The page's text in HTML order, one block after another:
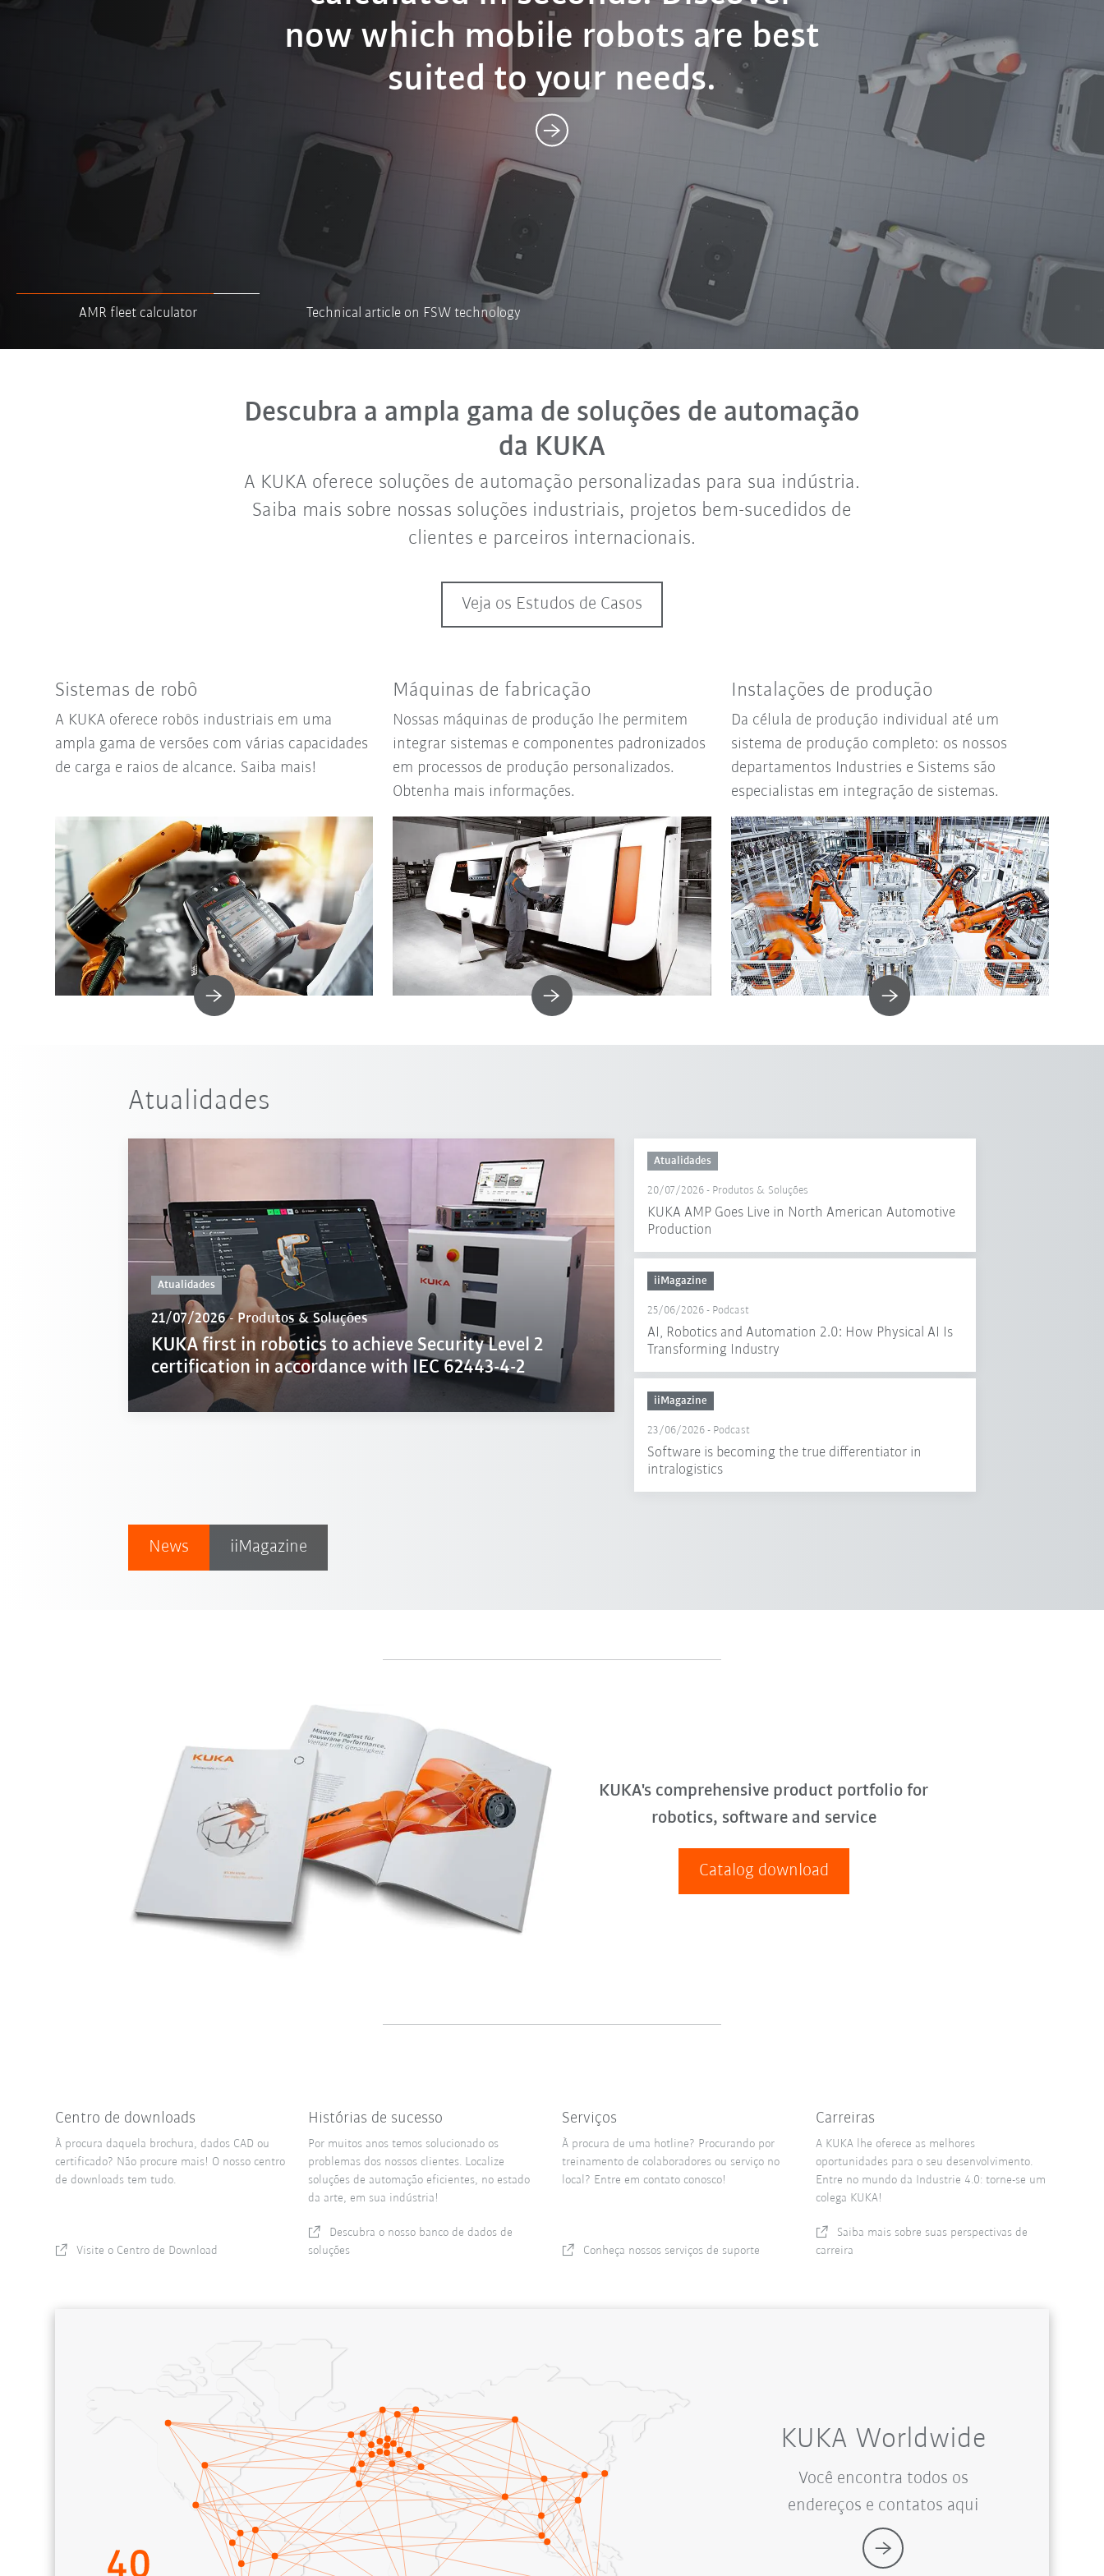
now which mobile robots are best
suited to your needs.
optimal solution for battery
housings
AMR fleet calculator Technical article on FSW technology
Descubra a ampla gama de soluções de automação
da KUKA
A KUKA oferece soluções de automação personalizadas para sua indústria.
Saiba mais sobre nossas soluções industriais, projetos bem-sucedidos de
clientes e parceiros internacionais.
Veja os Estudos de Casos
Sistemas de robô
A KUKA oferece robôs industriais em uma
ampla gama de versões com várias capacidades
de carga e raios de alcance. Saiba mais!
Máquinas de fabricação
Nossas máquinas de produção lhe permitem
integrar sistemas e componentes padronizados
em processos de produção personalizados.
Obtenha mais informações.
Instalações de produção
Da célula de produção individual até um
sistema de produção completo: os nossos
departamentos Industries e Sistems são
especialistas em integração de sistemas.
Atualidades
Atualidades
21/07/2026- Produtos & Soluções
KUKA first in robotics to achieve Security Level 2
certification in accordance with IEC 62443-4-2
Atualidades
20/07/2026- Produtos & Soluções
KUKA AMP Goes Live in North American Automotive
Production
iiMagazine
25/06/2026- Podcast
AI, Robotics and Automation 2.0: How Physical AI Is
Transforming Industry
iiMagazine
23/06/2026- Podcast
Software is becoming the true differentiator in
intralogistics
News iiMagazine
KUKA's comprehensive product portfolio for
robotics, software and service
Catalog download
Centro de downloads
À procura daquela brochura, dados CAD ou
certificado? Não procure mais! O nosso centro
de downloads tem tudo.
Visite o Centro de Download
Histórias de sucesso
Por muitos anos temos solucionado os
problemas dos nossos clientes. Localize
soluções de automação eficientes, no estado
da arte, em sua indústria!
Descubra o nosso banco de dados de
soluções
Serviços
À procura de uma hotline? Procurando por
treinamento de colaboradores ou serviço no
local? Entre em contato conosco!
Conheça nossos serviços de suporte
Carreiras
A KUKA lhe oferece as melhores
oportunidades para o seu desenvolvimento.
Entre no mundo da Industrie 4.0: torne-se um
colega KUKA!
Saiba mais sobre suas perspectivas de
carreira
KUKA Worldwide
Você encontra todos os
endereços e contatos aqui